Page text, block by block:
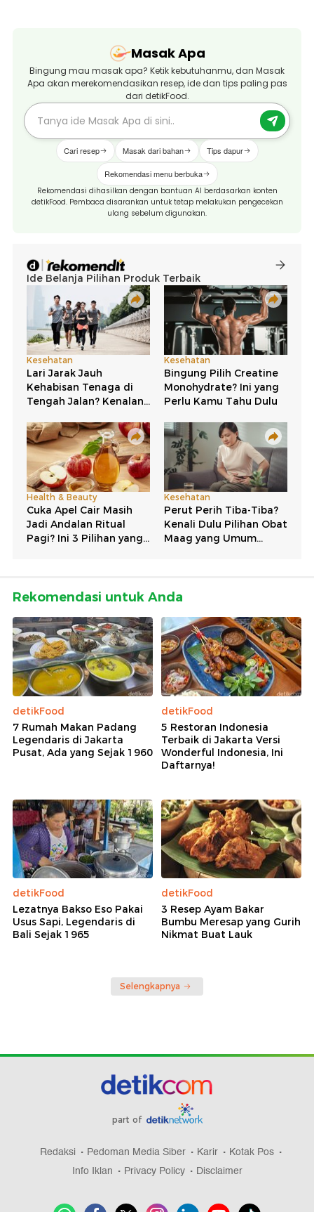
Masak Apa
Bingung mau masak apa? Ketik kebutuhanmu, dan Masak
Apa akan merekomendasikan resep, ide dan tips paling pas
dari detikFood.
Cari resep Masak dari bahan Tips dapur
Rekomendasi menu berbuka
Rekomendasi dihasilkan dengan bantuan AI berdasarkan konten
detikFood. Pembaca disarankan untuk tetap melakukan pengecekan
ulang sebelum digunakan.
Rekomendasi untuk Anda
detikFood
7 Rumah Makan Padang
Legendaris di Jakarta
Pusat, Ada yang Sejak 1960
detikFood
5 Restoran Indonesia
Terbaik di Jakarta Versi
Wonderful Indonesia, Ini
Daftarnya!
detikFood
Lezatnya Bakso Eso Pakai
Usus Sapi, Legendaris di
Bali Sejak 1965
detikFood
3 Resep Ayam Bakar
Bumbu Meresap yang Gurih
Nikmat Buat Lauk
Selengkapnya
part of
Redaksi Pedoman Media Siber Karir
Kotak Pos
Info Iklan
Privacy Policy Disclaimer